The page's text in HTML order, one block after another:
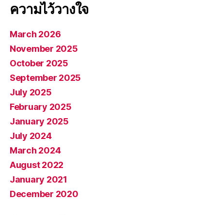
ความไว้วางใจ
March 2026
November 2025
October 2025
September 2025
July 2025
February 2025
January 2025
July 2024
March 2024
August 2022
January 2021
December 2020